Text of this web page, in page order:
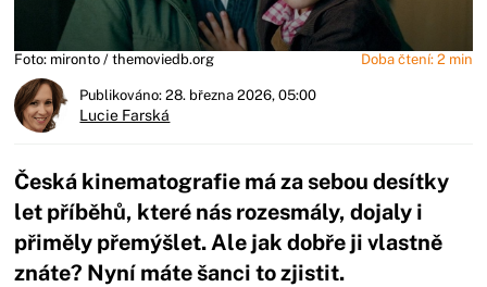
Foto: mironto / themoviedb.org Doba čtení: 2 min
Publikováno: 28. března 2026, 05:00
Lucie Farská
Česká kinematografie má za sebou desítky
let příběhů, které nás rozesmály, dojaly i
přiměly přemýšlet. Ale jak dobře ji vlastně
znáte? Nyní máte šanci to zjistit.